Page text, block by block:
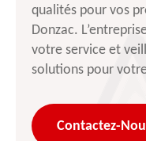
qualités pour vos
Donzac.
votre service et
solutions pour
Contactez-